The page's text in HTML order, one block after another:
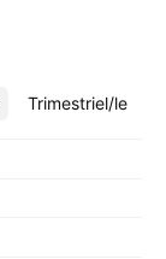
Trimestriel/le